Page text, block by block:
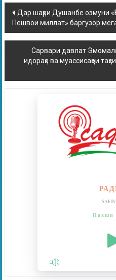
Дар шаҳри Душанбе озмуни
Пешвои миллат» баргузор
Сарвари давлат
идораҳо ва муассисаҳои
Пахши